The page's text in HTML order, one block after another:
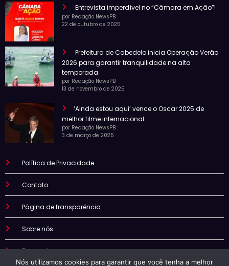
Entrevista imperdível no “Câmara em Ação”!
por Redação NewsPB
22 de outubro de 2025
Prefeitura de Cabedelo inicia Operação Verão
2026 para garantir tranquilidade na alta
temporada
por Redação NewsPB
13 de novembro de 2025
‘Ainda estou aqui’ vence o Oscar 2025 de
melhor filme internacional
por Redação NewsPB
3 de março de 2025
Política de Privacidade
Contato
Página de transparência
Sobre nós
Termo de uso
Nós utilizamos cookies para garantir que você tenha a melhor